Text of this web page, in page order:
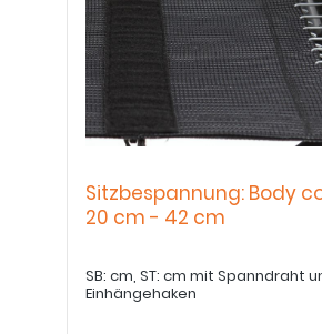
Sitzbespannung: Body
20 cm - 42 cm
SB: cm, ST: cm mit Spanndraht und
Einhängehaken